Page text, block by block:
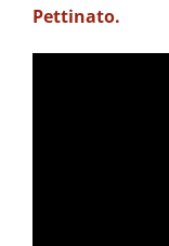
Pettinato.